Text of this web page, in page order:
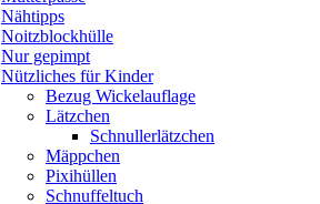
Nähtipps
Noitzblockhülle
Nur gepimpt
Nützliches für Kinder
Bezug Wickelauflage
Lätzchen
Schnullerlätzchen
Mäppchen
Pixihüllen
Schnuffeltuch